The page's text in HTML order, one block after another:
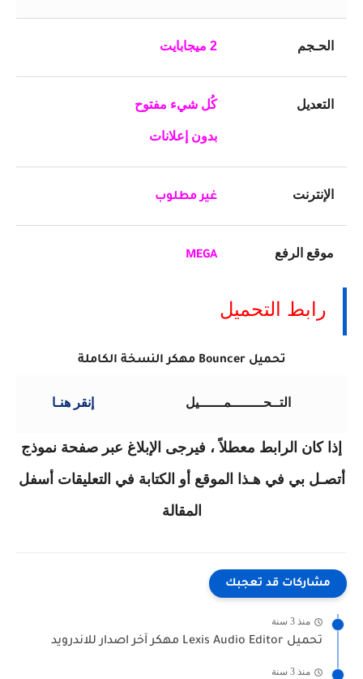
الحـجم 2 ميجابايت
التعديل كُل شيء مفتوح
بدون إعلانات
الإنترنت غير مطلوب
موقع الرفع MEGA
رابط التحميل
تحميل Bouncer مهكر النسخة الكاملة
التــحــــــــمــــــيل إنقر هنـا
إذا كان الرابط معطلاً ، فيرجى الإبلاغ عبر صفحة نموذج
أتصـل بي في هـذا الموقع أو الكتابة في التعليقات أسفل
المقالة
مشاركات قد تعجبك
منذ 3 سنة
تحميل Lexis Audio Editor مهكر آخر اصدار للاندرويد
منذ 3 سنة